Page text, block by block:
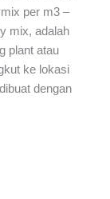
per m3 –
mix, adalah
plant atau
ke lokasi
dengan